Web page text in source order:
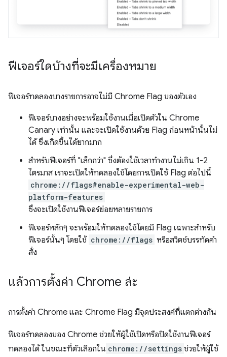
ฟีเจอร์ใดบ้างที่จะมีเครื่องหมาย
ฟีเจอร์ทดลองบางรายการอาจไม่มี Chrome Flag ของตัวเอง
ฟีเจอร์บางอย่างจะพร้อมใช้งานเมื่อเปิดตัวใน Chrome
Canary เท่านั้น และจะเปิดใช้งานด้วย Flag ก่อนหน้านั้นไม่
ได้ ซึ่งเกิดขึ้นได้ยากมาก
สำหรับฟีเจอร์ที่ "เล็กกว่า" ซึ่งต้องใช้เวลาทำงานไม่เกิน 1-2
ไตรมาส เราจะเปิดให้ทดลองใช้โดยการเปิดใช้ Flag ต่อไปนี้
chrome://flags#enable-experimental-web-
platform-features
ซึ่งจะเปิดใช้งานฟีเจอร์ย่อยหลายรายการ
ฟีเจอร์หลักๆ จะพร้อมให้ทดลองใช้โดยมี Flag เฉพาะสำหรับ
ฟีเจอร์นั้นๆ โดยใช้ chrome://flags หรือสวิตช์บรรทัดคำ
สั่ง
แล้วการตั้งค่า Chrome ล่ะ
การตั้งค่า Chrome และ Chrome Flag มีจุดประสงค์ที่แตกต่างกัน
ฟีเจอร์ทดลองของ Chrome ช่วยให้ผู้ใช้เปิดหรือปิดใช้งานฟีเจอร์
ทดลองได้ ในขณะที่ตัวเลือกใน chrome://settings ช่วยให้ผู้ใช้